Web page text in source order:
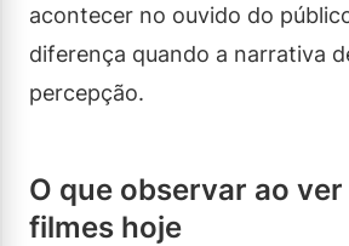
acontecer no ouvido do
diferença quando a narrativa
percepção.
O que observar ao
filmes hoje